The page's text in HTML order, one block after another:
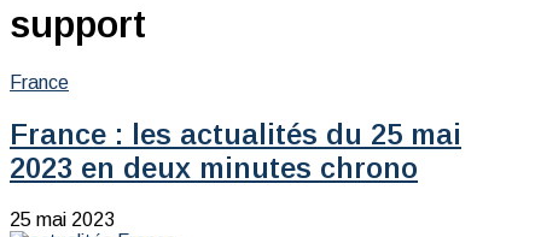
support
France
France : les actualités du 25 mai
2023 en deux minutes chrono
25 mai 2023